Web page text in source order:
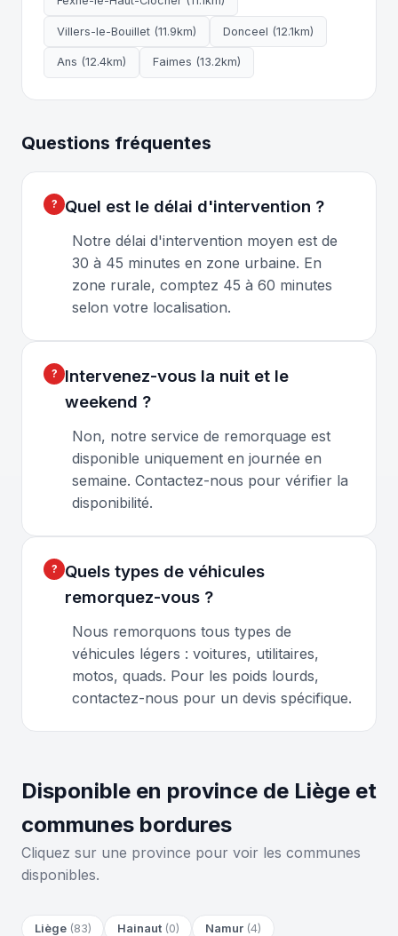
Villers-le-Bouillet (11.9km) Donceel (12.1km)
Ans (12.4km) Faimes (13.2km)
Questions fréquentes
Quel est le délai d'intervention ?
Notre délai d'intervention moyen est de
30 à 45 minutes en zone urbaine. En
zone rurale, comptez 45 à 60 minutes
selon votre localisation.
Intervenez-vous la nuit et le
weekend ?
Non, notre service de remorquage est
disponible uniquement en journée en
semaine. Contactez-nous pour vérifier la
disponibilité.
Quels types de véhicules
remorquez-vous ?
Nous remorquons tous types de
véhicules légers : voitures, utilitaires,
motos, quads. Pour les poids lourds,
contactez-nous pour un devis spécifique.
Disponible en province de Liège et
communes bordures
Cliquez sur une province pour voir les communes
disponibles.
Liège (83) Hainaut (0) Namur (4)